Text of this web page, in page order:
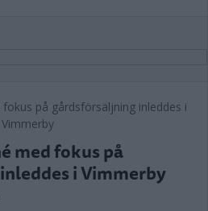
med fokus på
i Vimmerby